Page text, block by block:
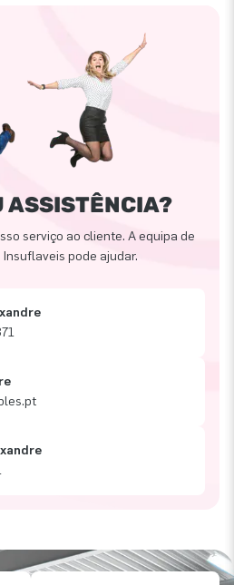
ASSISTÊNCIA?
serviço ao cliente. A equipa de
pode ajudar.